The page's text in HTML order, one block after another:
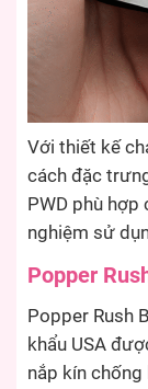
Với thiết kế
cách đặc
PWD phù
nghiệm sử
Popper
Popper Rush
khẩu USA
nắp kín chống